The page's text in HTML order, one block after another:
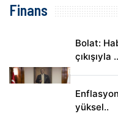
Finans
Bolat:
çıkışıyla ..
yüksel..